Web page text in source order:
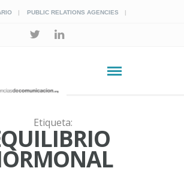
PUBLIC RELATIONS AGENCIES
Etiqueta: